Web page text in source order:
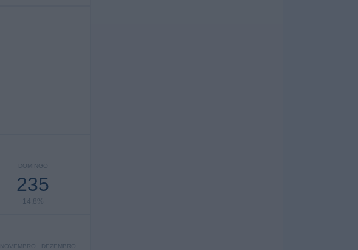
DOMINGO
235
14,8%
NOVEMBRO DEZEMBRO